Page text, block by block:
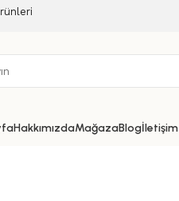
HakkımızdaMağazaBlogİletişim